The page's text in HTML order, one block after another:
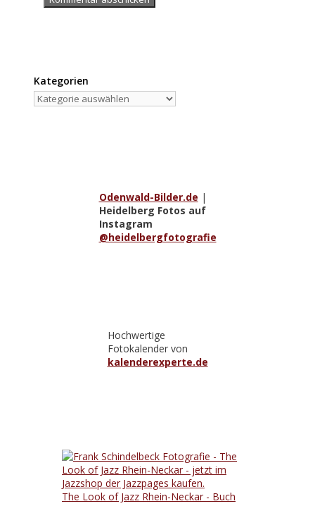
Kategorien
Kategorien
Odenwald-Bilder.de |
Heidelberg Fotos auf
Instagram
@heidelbergfotografie
Hochwertige
Fotokalender von
kalenderexperte.de
The Look of Jazz Rhein-Neckar - Buch